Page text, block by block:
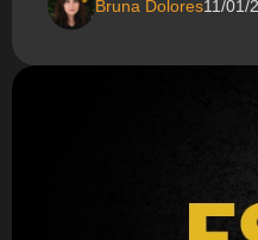
Bruna Dolores11/01/